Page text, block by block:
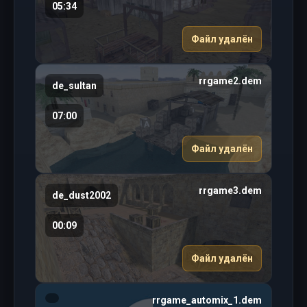
05:34
Файл удалён
rrgame2.dem
de_sultan
07:00
Файл удалён
rrgame3.dem
de_dust2002
00:09
Файл удалён
rrgame_automix_1.dem